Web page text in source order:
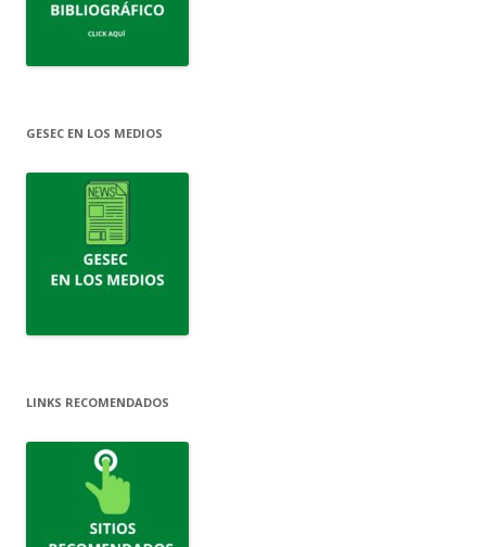
GESEC EN LOS MEDIOS
LINKS RECOMENDADOS